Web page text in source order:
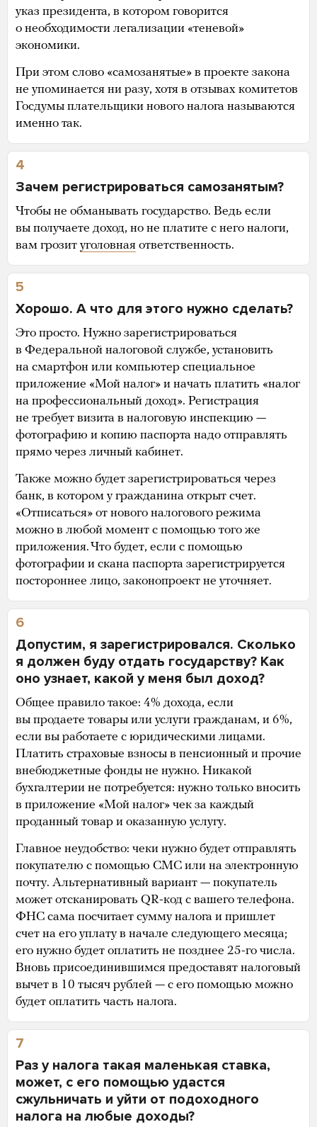
указ президента, в котором говорится
о необходимости легализации «теневой»
экономики.
При этом слово «самозанятые» в проекте закона
не упоминается ни разу, хотя в отзывах комитетов
Госдумы плательщики нового налога называются
именно так.
4
Зачем регистрироваться самозанятым?
Чтобы не обманывать государство. Ведь если
вы получаете доход, но не платите с него налоги,
вам грозит уголовная ответственность.
5
Хорошо. А что для этого нужно сделать?
Это просто. Нужно зарегистрироваться
в Федеральной налоговой службе, установить
на смартфон или компьютер специальное
приложение «Мой налог» и начать платить «налог
на профессиональный доход». Регистрация
не требует визита в налоговую инспекцию —
фотографию и копию паспорта надо отправлять
прямо через личный кабинет.
Также можно будет зарегистрироваться через
банк, в котором у гражданина открыт счет.
«Отписаться» от нового налогового режима
можно в любой момент с помощью того же
приложения. Что будет, если с помощью
фотографии и скана паспорта зарегистрируется
постороннее лицо, законопроект не уточняет.
6
Допустим, я зарегистрировался. Сколько
я должен буду отдать государству? Как
оно узнает, какой у меня был доход?
Общее правило такое: 4% дохода, если
вы продаете товары или услуги гражданам, и 6%,
если вы работаете с юридическими лицами.
Платить страховые взносы в пенсионный и прочие
внебюджетные фонды не нужно. Никакой
бухгалтерии не потребуется: нужно только вносить
в приложение «Мой налог» чек за каждый
проданный товар и оказанную услугу.
Главное неудобство: чеки нужно будет отправлять
покупателю с помощью СМС или на электронную
почту. Альтернативный вариант — покупатель
может отсканировать QR-код с вашего телефона.
ФНС сама посчитает сумму налога и пришлет
счет на его уплату в начале следующего месяца;
его нужно будет оплатить не позднее 25-го числа.
Вновь присоединившимся предоставят налоговый
вычет в 10 тысяч рублей — с его помощью можно
будет оплатить часть налога.
7
Раз у налога такая маленькая ставка,
может, с его помощью удастся
сжульничать и уйти от подоходного
налога на любые доходы?